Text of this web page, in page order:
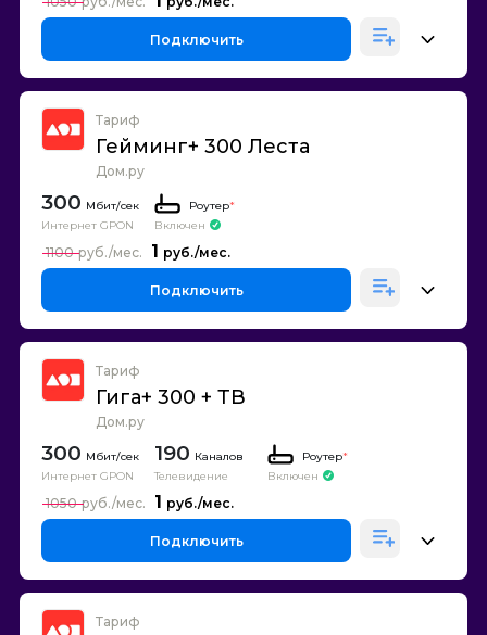
Подключить
Тариф
Гейминг+ 300 Леста
Дом.ру
300
Интернет GPON
Роутер*
Включен
1
1100
Подключить
Тариф
Гига+ 300 + ТВ
Дом.ру
300
Интернет GPON
190 Каналов
Телевидение
Роутер*
Включен
1
1050
Подключить
Тариф